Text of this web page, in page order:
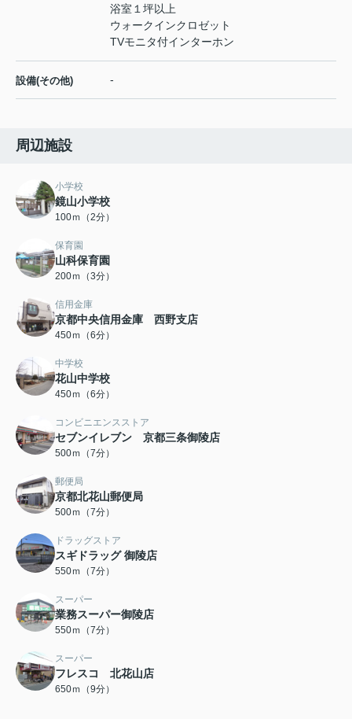
浴室１坪以上
ウォークインクロゼット
TVモニタ付インターホン
設備(その他) -
周辺施設
小学校
鏡山小学校
100ｍ（2分）
保育園
山科保育園
200ｍ（3分）
信用金庫
京都中央信用金庫 西野支店
450ｍ（6分）
中学校
花山中学校
450ｍ（6分）
コンビニエンスストア
セブンイレブン 京都三条御陵店
500ｍ（7分）
郵便局
京都北花山郵便局
500ｍ（7分）
ドラッグストア
スギドラッグ 御陵店
550ｍ（7分）
スーパー
業務スーパー御陵店
550ｍ（7分）
スーパー
フレスコ 北花山店
650ｍ（9分）